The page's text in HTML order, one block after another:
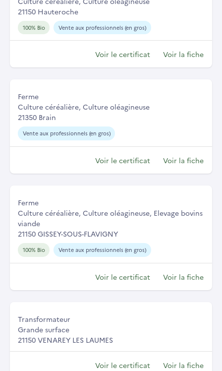
21150 Hauteroche
100% Bio Vente aux professionnels (en gros)
Voir le certificat Voir la fiche
Ferme
Culture céréalière, Culture oléagineuse
21350 Brain
Vente aux professionnels (en gros)
Voir le certificat Voir la fiche
Ferme
Culture céréalière, Culture oléagineuse, Elevage bovins
viande
21150 GISSEY-SOUS-FLAVIGNY
100% Bio Vente aux professionnels (en gros)
Voir le certificat Voir la fiche
Transformateur
Grande surface
21150 VENAREY LES LAUMES
Voir le certificat Voir la fiche